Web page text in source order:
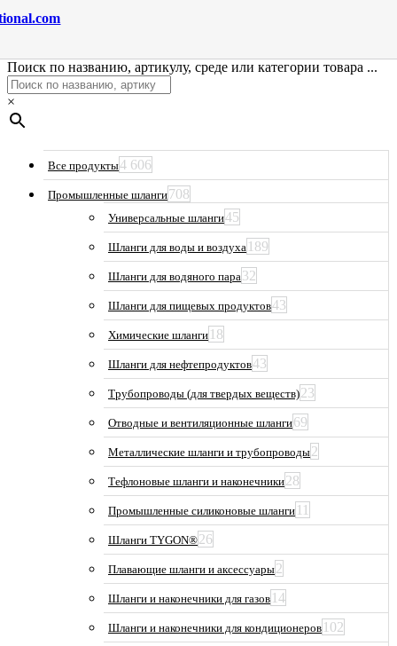
Поиск по названию, артикулу, среде или категории товара ...
×
Все продукты4 606
Промышленные шланги708
Универсальные шланги45
Шланги для воды и воздуха 189
Шланги для водяного пара32
Шланги для пищевых продуктов43
Химические шланги 18
Шланги для нефтепродуктов43
Трубопроводы (для твердых веществ)23
Отводные и вентиляционные шланги69
Металлические шланги и трубопроводы2
Тефлоновые шланги и наконечники28
Промышленные силиконовые шланги 11
Шланги TYGON®26
Плавающие шланги и аксессуары2
Шланги и наконечники для газов 14
Шланги и наконечники для кондиционеров 102